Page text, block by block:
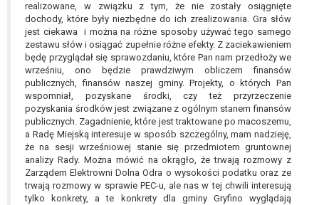
realizowane, w związku z tym, że nie zostały osiągnięte
dochody, które były niezbędne do ich zrealizowania. Gra słów
jest ciekawa i można na różne sposoby używać tego samego
zestawu słów i osiągać zupełnie różne efekty. Z zaciekawieniem
będę przyglądał się sprawozdaniu, które Pan nam przedłoży we
wrześniu, ono będzie prawdziwym obliczem finansów
publicznych, finansów naszej gminy. Projekty, o których Pan
wspomniał, pozyskane środki, czy też przyrzeczenie
pozyskania środków jest związane z ogólnym stanem finansów
publicznych. Zagadnienie, które jest traktowane po macoszemu,
a Radę Miejską interesuje w sposób szczególny, mam nadzieję,
że na sesji wrześniowej stanie się przedmiotem gruntownej
analizy Rady. Można mówić na okrągło, że trwają rozmowy z
Zarządem Elektrowni Dolna Odra o wysokości podatku oraz ze
trwają rozmowy w sprawie PEC-u, ale nas w tej chwili interesują
tylko konkrety, a te konkrety dla gminy Gryfino wyglądają